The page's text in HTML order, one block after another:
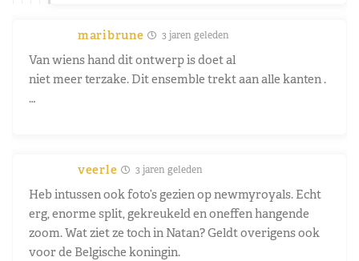
maribrune 3 jaren geleden
Van wiens hand dit ontwerp is doet al
niet meer terzake. Dit ensemble trekt aan alle kanten .
…
veerle 3 jaren geleden
Heb intussen ook foto’s gezien op newmyroyals. Echt
erg, enorme split, gekreukeld en oneffen hangende
zoom. Wat ziet ze toch in Natan? Geldt overigens ook
voor de Belgische koningin.